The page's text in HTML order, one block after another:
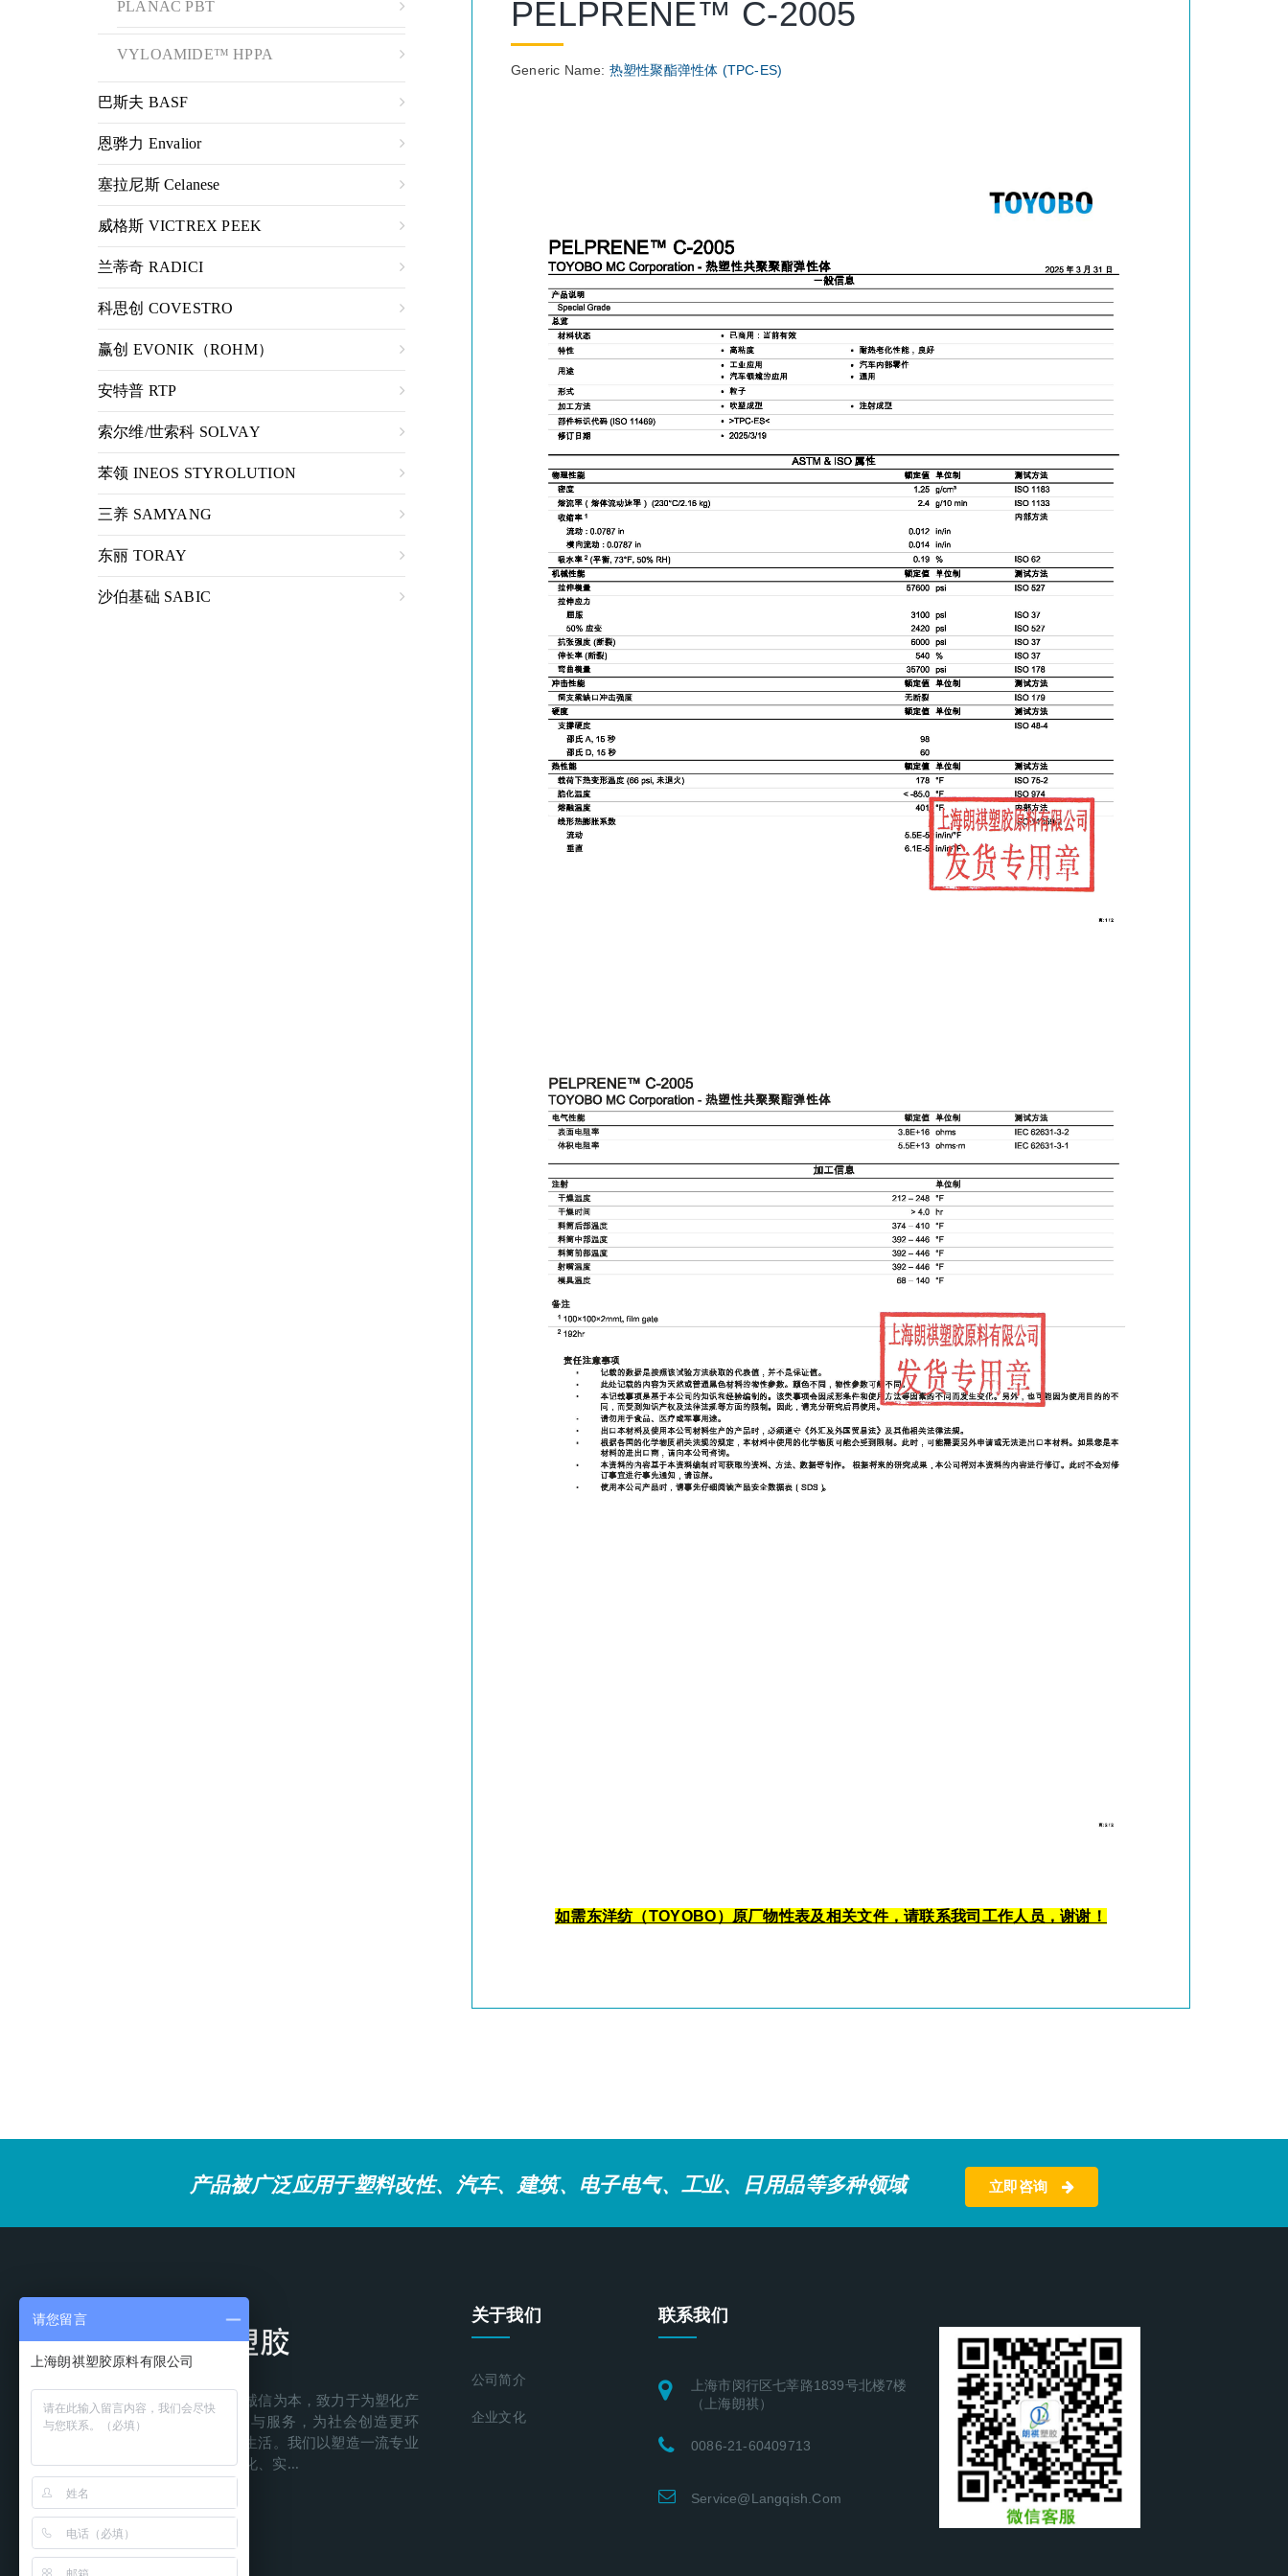
PLANAC PBT
VYLOAMIDE™ HPPA
巴斯夫 BASF
恩骅力 Envalior
塞拉尼斯 Celanese
威格斯 VICTREX PEEK
兰蒂奇 RADICI
科思创 COVESTRO
赢创 EVONIK（ROHM）
安特普 RTP
索尔维/世索科 SOLVAY
苯领 INEOS STYROLUTION
三养 SAMYANG
东丽 TORAY
沙伯基础 SABIC
PELPRENE™ C-2005
Generic Name: 热塑性聚酯弹性体 (TPC-ES)
如需东洋纺（TOYOBO）原厂物性表及相关文件，请联系我司工作人员，谢谢！
产品被广泛应用于塑料改性、汽车、建筑、电子电气、工业、日用品等多种领域 立即咨询
朗祺塑胶植根上海，以诚信为本，致力于为塑化产
业持续提供卓越的产品与服务，为社会创造更环
保、更健康、更富足的生活。我们以塑造一流专业
团队、传承健康企业文化、实...
关于我们
公司简介
企业文化
联系我们
上海市闵行区七莘路1839号北楼7楼
（上海朗祺）
0086-21-60409713
Service@langqish.com
请您留言
上海朗祺塑胶原料有限公司